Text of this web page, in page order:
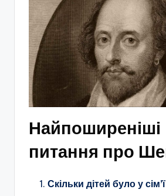
Найпоширеніші
питання про
Скільки дітей було у